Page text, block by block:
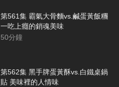
第561集 霸氣大骨麵vs.鹹蛋黃飯糰
一吃上癮的銷魂美味
50分鐘
第562集 黑手牌蛋黃酥vs.白鐵桌鍋
貼 美味裡的人情味